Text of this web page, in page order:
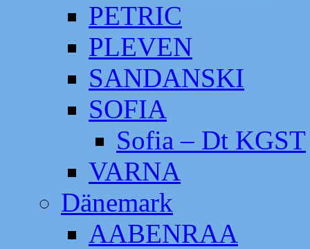
PETRIC
PLEVEN
SANDANSKI
SOFIA
Sofia – Dt KGST
VARNA
Dänemark
AABENRAA